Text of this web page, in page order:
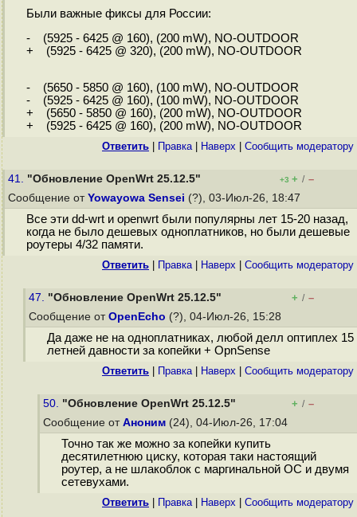
Были важные фиксы для России:
- (5925 - 6425 @ 160), (200 mW), NO-OUTDOOR
+ (5925 - 6425 @ 320), (200 mW), NO-OUTDOOR
- (5650 - 5850 @ 160), (100 mW), NO-OUTDOOR
- (5925 - 6425 @ 160), (100 mW), NO-OUTDOOR
+ (5650 - 5850 @ 160), (200 mW), NO-OUTDOOR
+ (5925 - 6425 @ 160), (200 mW), NO-OUTDOOR
Ответить Правка| Наверх Cообщить модератору
41. "Обновление OpenWrt 25.12.5" +3 + / –
Сообщение от Yowayowa Sensei (?), 03-Июл-26, 18:47
Все эти dd-wrt и openwrt были популярны лет 15-20 назад,
когда не было дешевых одноплатников, но были дешевые
роутеры 4/32 памяти.
Ответить Правка| Наверх Cообщить модератору
47. "Обновление OpenWrt 25.12.5" + / –
Сообщение от OpenEcho (?), 04-Июл-26, 15:28
Да даже не на одноплатниках, любой делл оптиплех 15
летней давности за копейки + OpnSense
Ответить Правка| Наверх Cообщить модератору
50. "Обновление OpenWrt 25.12.5" + / –
Сообщение от Аноним (24), 04-Июл-26, 17:04
Точно так же можно за копейки купить
десятилетнюю циску, которая таки настоящий
роутер, а не шлакоблок с маргинальной ОС и двумя
сетевухами.
Ответить Правка| Наверх Cообщить модератору